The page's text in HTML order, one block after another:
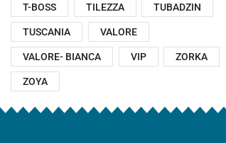
T-BOSS TILEZZA TUBADZIN
TUSCANIA VALORE
VALORE- BIANCA VIP ZORKA
ZOYA